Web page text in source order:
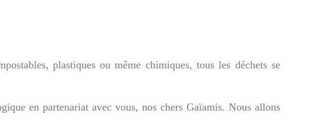
plastiques ou même chimiques, tous les déchets se
en partenariat avec vous, nos chers Gaïamis. Nous allons